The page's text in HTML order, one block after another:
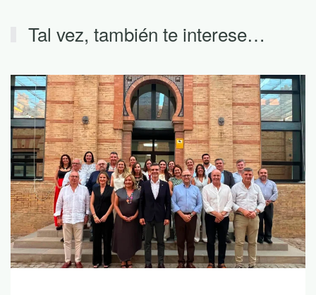
Tal vez, también te interese…